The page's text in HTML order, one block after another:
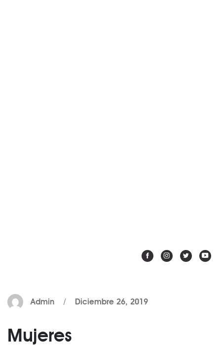
Admin / Diciembre 26, 2019
Mujeres